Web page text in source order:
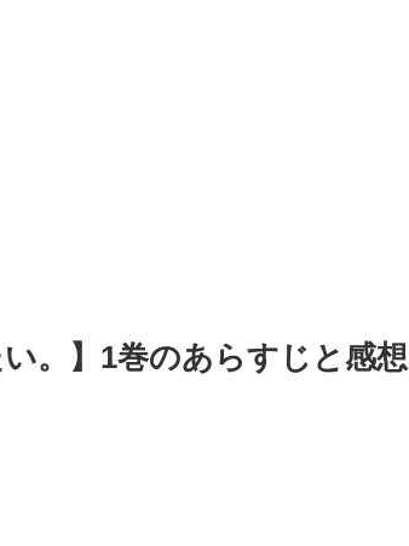
。】1巻のあらすじと感想